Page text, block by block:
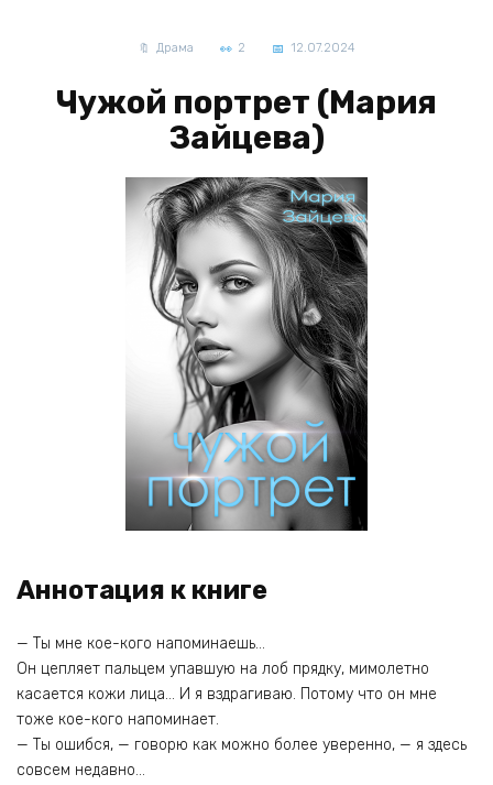
Драма 2 12.07.2024
Чужой портрет (Мария
Зайцева)
Аннотация к книге
— Ты мне кое-кого напоминаешь…
Он цепляет пальцем упавшую на лоб прядку, мимолетно
касается кожи лица… И я вздрагиваю. Потому что он мне
тоже кое-кого напоминает.
— Ты ошибся, — говорю как можно более уверенно, — я здесь
совсем недавно…